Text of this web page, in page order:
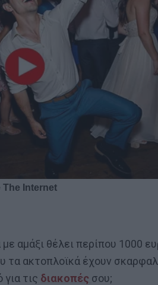
αμάξι θέλει περίπου 1000
τα ακτοπλοϊκά έχουν
τις διακοπές σου;